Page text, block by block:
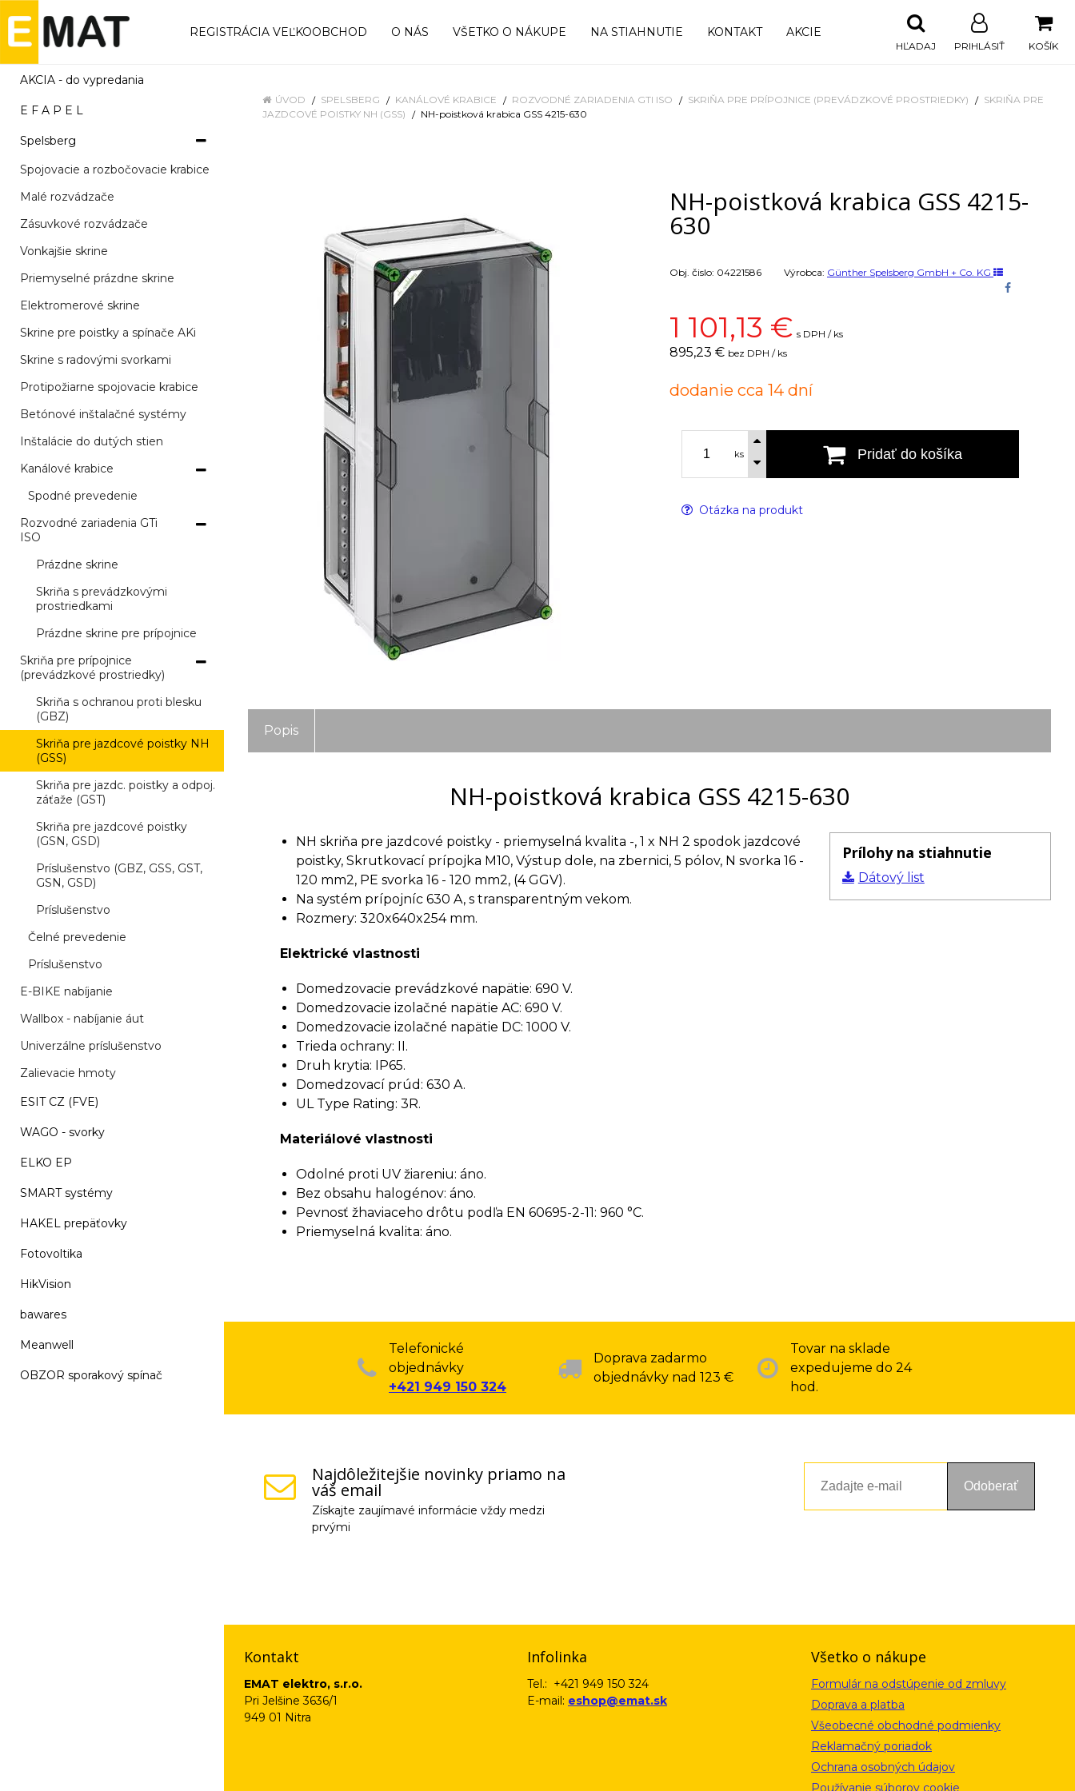
REGISTRÁCIA VEĽKOOBCHOD O NÁS VŠETKO O NÁKUPE NA STIAHNUTIE KONTAKT AKCIE
KOŠÍK
PRIHLÁSIŤ
HĽADAJ
AKCIA - do vypredania
E F A P E L
Spelsberg
Spojovacie a rozbočovacie krabice
Malé rozvádzače
Zásuvkové rozvádzače
Vonkajšie skrine
Priemyselné prázdne skrine
Elektromerové skrine
Skrine pre poistky a spínače AKi
Skrine s radovými svorkami
Protipožiarne spojovacie krabice
Betónové inštalačné systémy
Inštalácie do dutých stien
Kanálové krabice
Spodné prevedenie
Rozvodné zariadenia GTi
ISO
Prázdne skrine
Skriňa s prevádzkovými
prostriedkami
Prázdne skrine pre prípojnice
Skriňa pre prípojnice
(prevádzkové prostriedky)
Skriňa s ochranou proti blesku
(GBZ)
Skriňa pre jazdcové poistky NH
(GSS)
Skriňa pre jazdc. poistky a odpoj.
záťaže (GST)
Skriňa pre jazdcové poistky
(GSN, GSD)
Príslušenstvo (GBZ, GSS, GST,
GSN, GSD)
Príslušenstvo
Čelné prevedenie
Príslušenstvo
E-BIKE nabíjanie
Wallbox - nabíjanie áut
Univerzálne príslušenstvo
Zalievacie hmoty
ESIT CZ (FVE)
WAGO - svorky
ELKO EP
SMART systémy
HAKEL prepäťovky
Fotovoltika
HikVision
bawares
Meanwell
OBZOR sporakový spínač
ÚVOD SPELSBERG KANÁLOVÉ KRABICE ROZVODNÉ ZARIADENIA GTI ISO SKRIŇA PRE PRÍPOJNICE (PREVÁDZKOVÉ PROSTRIEDKY)
SKRIŇA PRE
JAZDCOVÉ POISTKY NH (GSS)
NH-poistková krabica GSS 4215-630
NH-poistková krabica GSS 4215-
630
Obj. čislo: 04221586 Výrobca: Günther Spelsberg GmbH + Co. KG
1 101,13 € s DPH / ks
895,23 € bez DPH / ks
dodanie cca 14 dní
ks Pridať do košíka
Otázka na produkt
Popis
NH-poistková krabica GSS 4215-630
Prílohy na stiahnutie
Dátový list
NH skriňa pre jazdcové poistky - priemyselná kvalita -, 1 x NH 2 spodok jazdcové
poistky, Skrutkovací prípojka M10, Výstup dole, na zbernici, 5 pólov, N svorka 16 -
120 mm2, PE svorka 16 - 120 mm2, (4 GGV).
Na systém prípojníc 630 A, s transparentným vekom.
Rozmery: 320x640x254 mm.
Elektrické vlastnosti
Domedzovacie prevádzkové napätie: 690 V.
Domedzovacie izolačné napätie AC: 690 V.
Domedzovacie izolačné napätie DC: 1000 V.
Trieda ochrany: II.
Druh krytia: IP65.
Domedzovací prúd: 630 A.
UL Type Rating: 3R.
Materiálové vlastnosti
Odolné proti UV žiareniu: áno.
Bez obsahu halogénov: áno.
Pevnosť žhaviaceho drôtu podľa EN 60695-2-11: 960 °C.
Priemyselná kvalita: áno.
Telefonické
objednávky
+421 949 150 324
Doprava zadarmo
objednávky nad 123 €
Tovar na sklade
expedujeme do 24
hod.
Najdôležitejšie novinky priamo na
váš email
Získajte zaujímavé informácie vždy medzi
prvými
Odoberať
Kontakt
EMAT elektro, s.r.o.
Pri Jelšine 3636/1
949 01 Nitra
Infolinka
Tel.: +421 949 150 324
E-mail: eshop@emat.sk
Všetko o nákupe
Formulár na odstúpenie od zmluvy
Doprava a platba
Všeobecné obchodné podmienky
Reklamačný poriadok
Ochrana osobných údajov
Používanie súborov cookie